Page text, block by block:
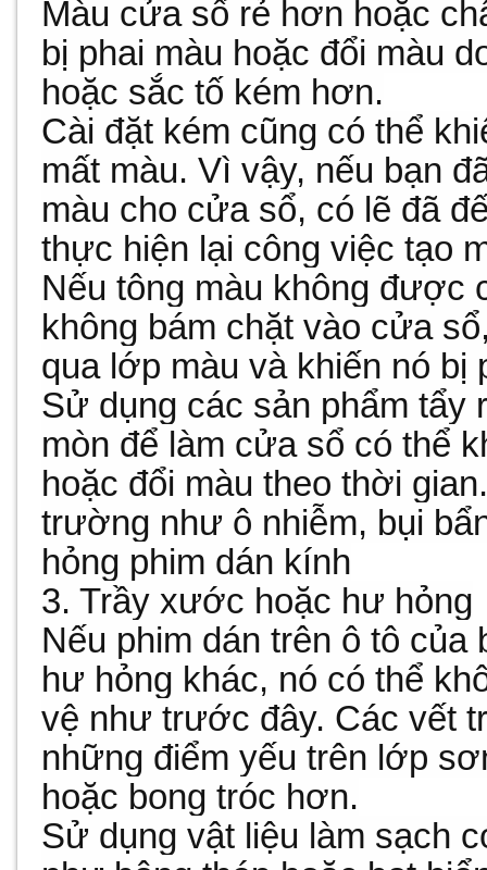
Màu cửa sổ rẻ hơn hoặc
bị phai màu hoặc đổi màu
hoặc sắc tố kém hơn.
Cài đặt kém cũng có thể
mất màu. Vì vậy, nếu bạn
màu cho cửa sổ, có lẽ đã
thực hiện lại công việc tạo
Nếu tông màu không được
không bám chặt vào cửa
qua lớp màu và khiến nó bị
Sử dụng các sản phẩm tẩy
mòn để làm cửa sổ có thể
hoặc đổi màu theo thời
trường như ô nhiễm, bụi
hỏng phim dán kính
3. Trầy xước hoặc hư hỏng
Nếu phim dán trên ô tô
hư hỏng khác, nó có thể
vệ như trước đây. Các vết
những điểm yếu trên lớp
hoặc bong tróc hơn.
Sử dụng vật liệu làm sạch